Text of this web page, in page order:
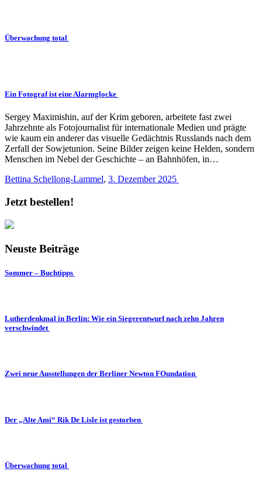
Überwachung total
Ein Fotograf ist eine Alarmglocke
Sergey Maximishin, auf der Krim geboren, arbeitete fast zwei
Jahrzehnte als Fotojournalist für internationale Medien und prägte
wie kaum ein anderer das visuelle Gedächtnis Russlands nach dem
Zerfall der Sowjetunion. Seine Bilder zeigen keine Helden, sondern
Menschen im Nebel der Geschichte – an Bahnhöfen, in…
Bettina Schellong-Lammel, 3. Dezember 2025
Jetzt bestellen!
Neuste Beiträge
Sommer – Buchtipps
Lutherdenkmal in Berlin: Wie ein Siegerentwurf nach zehn Jahren
verschwindet
Zwei neue Ausstellungen der Berliner Newton FOundation
Der „Alte Ami“ Rik De Lisle ist gestorben
Überwachung total